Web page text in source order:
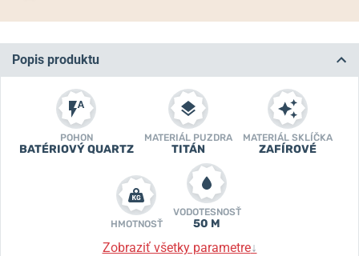
Popis produktu
POHON
BATÉRIOVÝ QUARTZ
MATERIÁL PUZDRA
TITÁN
MATERIÁL SKLÍČKA
ZAFÍROVÉ
HMOTNOSŤ
VODOTESNOSŤ
50 M
Zobraziť všetky parametre↓